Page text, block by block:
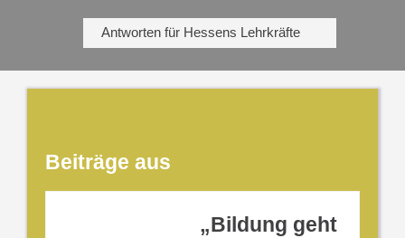
Antworten für Hessens Lehrkräfte
Beiträge aus
„Bildung geht